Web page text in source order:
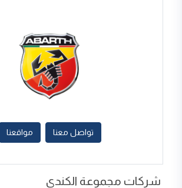
تواصل معنا مواقعنا
شركات مجموعة الكندي